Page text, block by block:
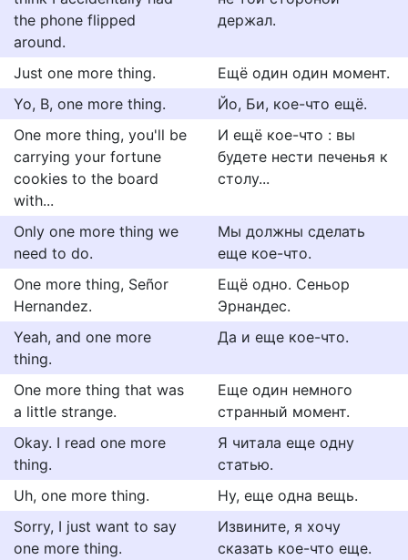
the phone flipped
around.
держал.
Just one more thing.
Ещё один один момент.
Yo, B, one more thing.
Йо, Би, кое-что ещё.
One more thing, you'll be
carrying your fortune
cookies to the board
with...
И ещё кое-что : вы
будете нести печенья к
столу...
Only one more thing we
need to do.
Мы должны сделать
еще кое-что.
One more thing, Señor
Hernandez.
Ещё одно. Сеньор
Эрнандес.
Yeah, and one more
thing.
Да и еще кое-что.
One more thing that was
a little strange.
Еще один немного
странный момент.
Okay. I read one more
thing.
Я читала еще одну
статью.
Uh, one more thing.
Ну, еще одна вещь.
Sorry, I just want to say
one more thing.
Извините, я хочу
сказать кое-что еще.